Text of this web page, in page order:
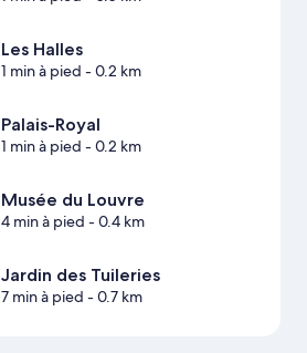
Les Halles
1 min à pied - 0.2 km
Palais-Royal
1 min à pied - 0.2 km
Musée du Louvre
4 min à pied - 0.4 km
Jardin des Tuileries
7 min à pied - 0.7 km